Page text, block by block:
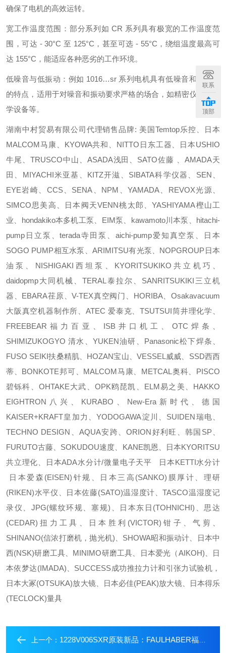
确保了电机的高效运转。
宽工作温度范围：部分系列如 CR 系列具有极宽的工作温度范
围，可达 - 30°C 至 125°C，甚至可选 - 55°C，绕组温度最高可
达 155°C，能适应各种恶劣的工作环境。
低噪音与低振动：例如 1016…sr 系列电机具有低噪音和低振动
的特点，适用于对噪音和振动要求严格的场合，如精密仪器、光
学设备等。
湖南中村贸易有限公司代理销售品牌: 美国Temtop乐控、日本
MALCOM马康、KYOWA共和、NITTO日东工器、日本USHIO
牛尾、TRUSCO中山、ASADA浅田、SATO佐藤 、AMADA天
田、MIYACHI米亚基、KITZ开滋、SIBATA科学仪器、SEN、
EYE岩崎、CCS、SENA、NPM、YAMADA、REVOX光源、
SIMCO思美高、日本阀天VENN桃太郎、YASHIYAMA樫山工
业、hondakiko本多机工泵、EIM泵、kawamoto川本泵、hitachi-
pump日立泵、terada寺田泵、aichi-pump爱知真空泵、日本
SOGO PUMP相互水泵、ARIMITSU有光泵、NOPGROUP日本
油泵、NISHIGAKI西坦泵、KYORITSUKIKO共立机巧、
daidopmp大同机械、TERAL泰拉尔、SANRITSUKIKI三立机
器、EBARA荏原、V-TEX真空阀门、HORIBA、Osakavacuum
大阪真空机器制作所、ATEC 爱泰克、TSUTSUI筒井理化学、
FREEBEAR福力百亚、ISB井口机工、OTC焊条、
SHIMIZUKOGYO 清水、YUKEN油研、Panasonic松下焊条、
FUSO SEIKI扶桑精肌、HOZAN宝山、VESSEL威威、SSD西西
蒂、BONKOTE邦可、MALCOM马康、METCAL奥科、PISCO
碧铄科、OHTAKE大武、OPK鸥琵凯、ELM易之美、HAKKO
EIGHTRON八兴、KURABO、New-Era新时代、德国
KAISER+KRAFT皇加力、YODOGAWA淀川、SUIDEN瑞电、
TECHNO DESIGN、AQUA安跨、ORION好利旺、韩国SP、
FURUTO古藤、SOKUDOU速度、KANE凯恩、日本KYORITSU
共立理化、日本ADA水分计/微量电子天平 日本KETTI水分计
日本爱森(EISEN)针规、日本三高(SANKO)膜厚计、理研
(RIKEN)水平仪、日本佐藤(SATO)温湿度计、TASCO温湿度记
录仪、JPG(螺纹环规、塞规)、日本东日(TOHNICHI)、思达
(CEDAR)扭力工具、日本胜利(VICTOR)钳子、气剪、
SHINANO(信浓打磨机，抛光机)、SHOWA昭和振动计、日本中
西(NSK)研磨工具、MINIMO研磨工具、日本爱光（AIKOH)、日
本依梦达(IMADA)、SUCCESS成功推拉力计和引张力试验机，
日本大冢(OTSUKA)放大镜、日本必佳(PEAK)放大镜、日本得乐
(TECLOCK)量具
上一个： 1228V006SXR原装新品：FAULHABER福尔哈贝直流微电机
联系
顶部